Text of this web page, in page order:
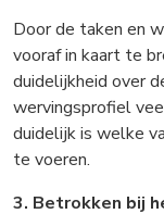
Door de taken en
vooraf in kaart te
duidelijkheid over
wervingsprofiel
duidelijk is welke
te voeren.
3. Betrokken bij